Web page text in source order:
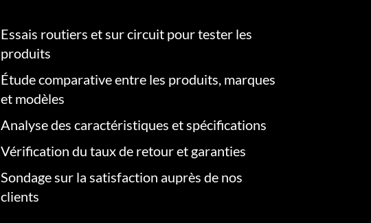
Essais routiers et sur circuit pour tester les
produits
Étude comparative entre les produits, marques
et modèles
Analyse des caractéristiques et spécifications
Vérification du taux de retour et garanties
Sondage sur la satisfaction auprès de nos
clients